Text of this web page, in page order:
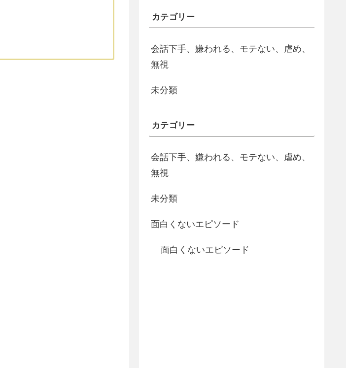
カテゴリー
会話下手、嫌われる、モテない、虐め、
無視
未分類
カテゴリー
会話下手、嫌われる、モテない、虐め、
無視
未分類
面白くないエピソード
面白くないエピソード